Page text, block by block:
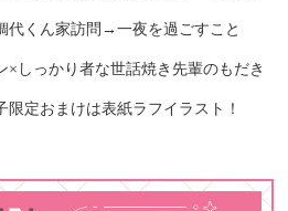
代くん家訪問→一夜を過ごすこと
×しっかり者な世話焼き先輩のもだき
定おまけは表紙ラフイラスト！